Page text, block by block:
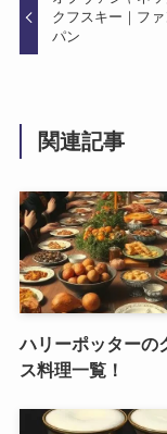
クフスキー｜フ
パン
関連記事
ハリーポッターの
ス料理一覧！